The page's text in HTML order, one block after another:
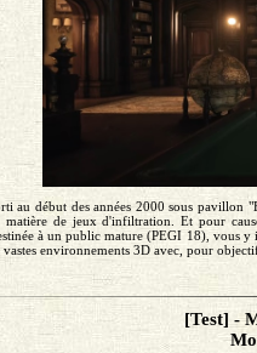
au début des années 2000 sous pavillon
matière de jeux d'infiltration. Et pour
à un public mature (PEGI 18), vous
vastes environnements 3D avec, pour
[Test] -